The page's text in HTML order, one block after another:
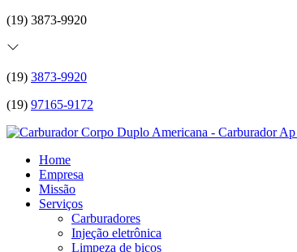
(19) 3873-9920
(19) 3873-9920
(19) 97165-9172
Home
Empresa
Missão
Serviços
Carburadores
Injeção eletrônica
Limpeza de bicos